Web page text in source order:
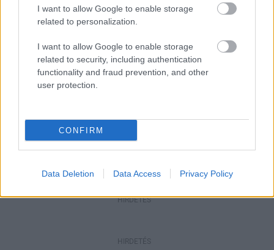
I want to allow Google to enable storage
related to personalization.
I want to allow Google to enable storage
related to security, including authentication
functionality and fraud prevention, and other
user protection.
CONFIRM
Data Deletion Data Access Privacy Policy
Megérkezett az eső a Duna vízgyűjtőjére
Nógrád tűzoltója 2017
HIRDETÉS
HIRDETÉS